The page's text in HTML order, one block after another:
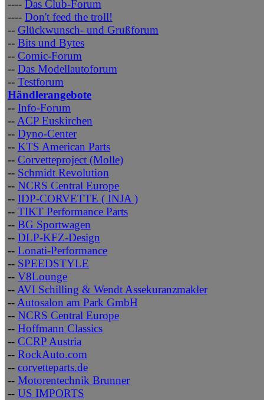
---- Das Club-Forum
---- Don't feed the troll!
-- Glückwunsch- und Grußforum
-- Bits und Bytes
-- Comic-Forum
-- Das Modellautoforum
-- Testforum
Händlerangebote
-- Info-Forum
-- ACP Euskirchen
-- Dyno-Center
-- KTS American Parts
-- Corvetteproject (Molle)
-- Schmidt Revolution
-- NCRS Central Europe
-- IDP-CORVETTE ( INJA )
-- TIKT Performance Parts
-- BG Sportwagen
-- DLP-KFZ-Design
-- Lonati-Performance
-- SPEEDSTYLE
-- V8Lounge
-- AVI Schilling & Wendt Assekuranzmakler
-- Autosalon am Park GmbH
-- NCRS Central Europe
-- Hoffmann Classics
-- CCRP Austria
-- RockAuto.com
-- corvetteparts.de
-- Motorentechnik Brunner
-- US IMPORTS